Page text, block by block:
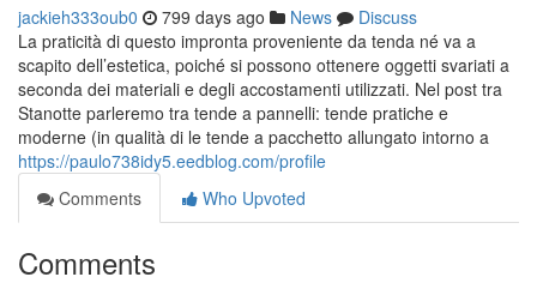
jackieh333oub0 799 days ago News
Discuss
La praticità di questo impronta proveniente da tenda né va a
scapito dell’estetica, poiché si possono ottenere oggetti svariati a
seconda dei materiali e degli accostamenti utilizzati. Nel post tra
Stanotte parleremo tra tende a pannelli: tende pratiche e
moderne (in qualità di le tende a pacchetto allungato intorno a
https://paulo738idy5.eedblog.com/profile
Comments
Who Upvoted
Comments